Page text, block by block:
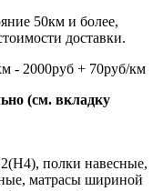
50км и более,
доставки.
- 2000руб + 70руб/км
(см. вкладку
полки навесные,
матрасы шириной